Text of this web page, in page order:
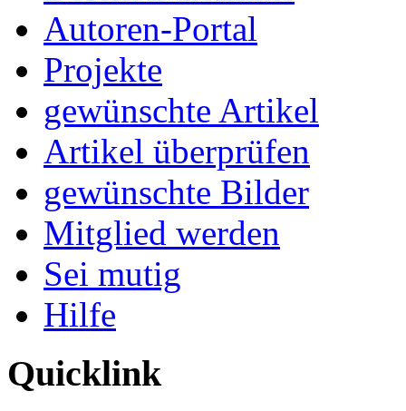
Autoren-Portal
Projekte
gewünschte Artikel
Artikel überprüfen
gewünschte Bilder
Mitglied werden
Sei mutig
Hilfe
Quicklink